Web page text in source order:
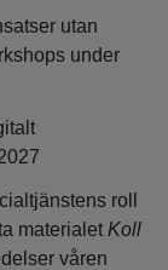
utan
under
roll
materialet Koll
våren